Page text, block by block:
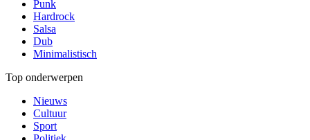
Punk
Hardrock
Salsa
Dub
Minimalistisch
Top onderwerpen
Nieuws
Cultuur
Sport